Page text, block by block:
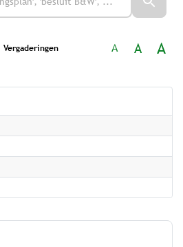
Vergaderingen A A A